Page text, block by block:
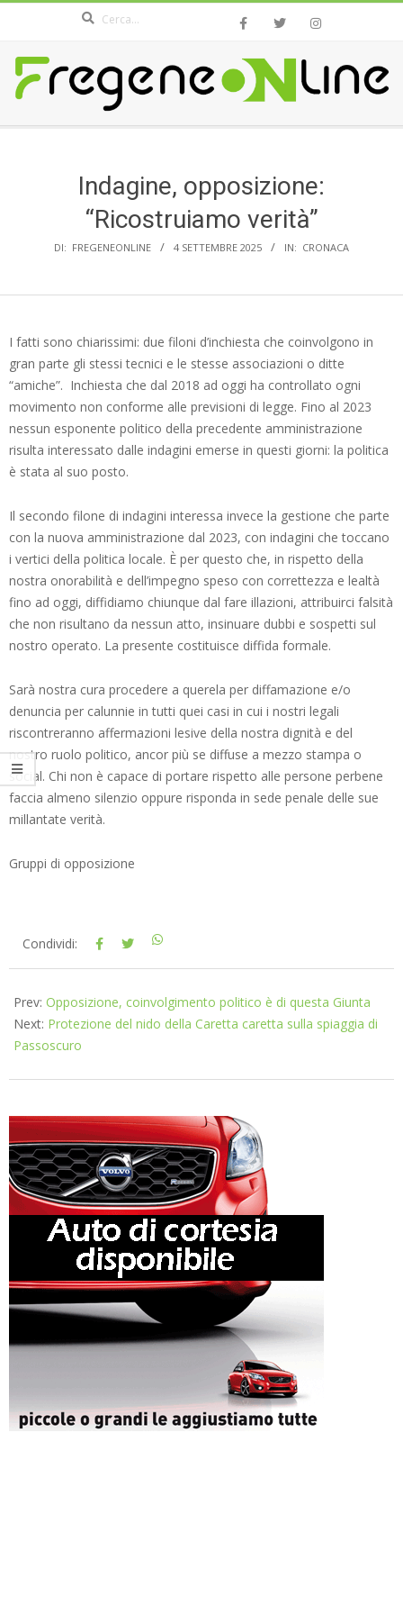
content
FREGENEONLINE.COM
Indagine, opposizione:
“Ricostruiamo verità”
DI: FREGENEONLINE 4 SETTEMBRE 2025 IN: CRONACA
I fatti sono chiarissimi: due filoni d’inchiesta che coinvolgono in
gran parte gli stessi tecnici e le stesse associazioni o ditte
“amiche”. Inchiesta che dal 2018 ad oggi ha controllato ogni
movimento non conforme alle previsioni di legge. Fino al 2023
nessun esponente politico della precedente amministrazione
risulta interessato dalle indagini emerse in questi giorni: la politica
è stata al suo posto.
Il secondo filone di indagini interessa invece la gestione che parte
con la nuova amministrazione dal 2023, con indagini che toccano
i vertici della politica locale. È per questo che, in rispetto della
nostra onorabilità e dell’impegno speso con correttezza e lealtà
fino ad oggi, diffidiamo chiunque dal fare illazioni, attribuirci falsità
che non risultano da nessun atto, insinuare dubbi e sospetti sul
nostro operato. La presente costituisce diffida formale.
Sarà nostra cura procedere a querela per diffamazione e/o
denuncia per calunnie in tutti quei casi in cui i nostri legali
riscontreranno affermazioni lesive della nostra dignità e del
nostro ruolo politico, ancor più se diffuse a mezzo stampa o
social. Chi non è capace di portare rispetto alle persone perbene
faccia almeno silenzio oppure risponda in sede penale delle sue
millantate verità.
Gruppi di opposizione
2025-
Condividi:
Prev: Opposizione, coinvolgimento politico è di questa Giunta
Next: Protezione del nido della Caretta caretta sulla spiaggia di
Passoscuro